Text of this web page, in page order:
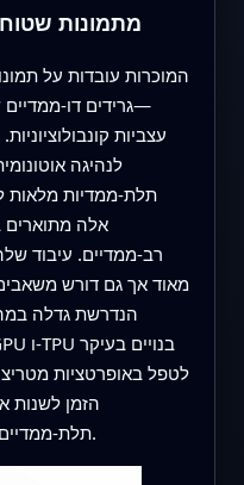
מתמונות
—גרידים
עצביות
תלת‑ממדיות מלאות
אלה מתוארים
רב‑ממדיים. עיבוד
מאוד אך גם דורש
הנדרשת גדלה
לטפל באופרטציות
הזמן לשנות
תלת‑ממדיים, מה שמבזבז זמן, אנרגיה וזיכרון.